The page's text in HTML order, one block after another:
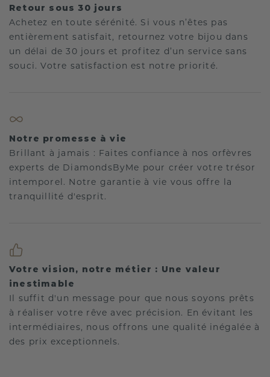
Retour sous 30 jours
Achetez en toute sérénité. Si vous n’êtes pas
entièrement satisfait, retournez votre bijou dans
un délai de 30 jours et profitez d’un service sans
souci. Votre satisfaction est notre priorité.
Notre promesse à vie
Brillant à jamais : Faites confiance à nos orfèvres
experts de DiamondsByMe pour créer votre trésor
intemporel. Notre garantie à vie vous offre la
tranquillité d'esprit.
Votre vision, notre métier : Une valeur
inestimable
Il suffit d'un message pour que nous soyons prêts
à réaliser votre rêve avec précision. En évitant les
intermédiaires, nous offrons une qualité inégalée à
des prix exceptionnels.